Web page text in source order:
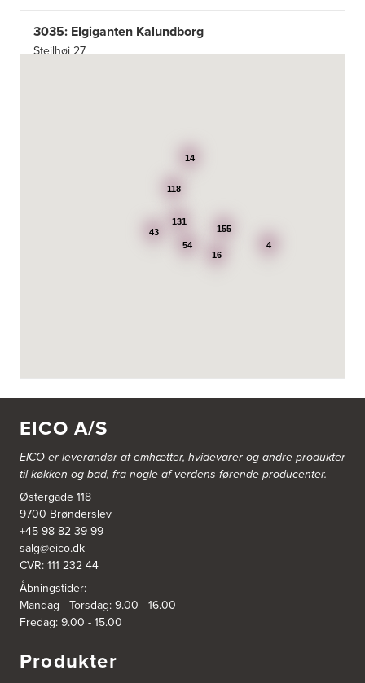
3035: Elgiganten Kalundborg
Stejlhøj 27
2635 Ishøj
https://www.power.dk/butik/power-ishoj/s-3830/
3831: Power Rødovre
Rødovre Centrum 90
2610 Rødovre
https://www.power.dk/butik/power-roedovre/s-3831/
3832: Power Slagelse
Japanvej 8
4200 Slagelse
Tel.:70338080
https://www.power.dk/butik/power-slagelse/s-3832/
3836: Power Frederikshavn
155
131
118
16
43
54
4
14
EICO A/S
EICO er leverandør af emhætter, hvidevarer ogandre produkter
til køkken og bad, fra nogle af verdens førende producenter.
Østergade 118
9700 Brønderslev
+45 98 82 39 99
salg@eico.dk
CVR: 111 232 44
Åbningstider:
Mandag - Torsdag: 9.00 - 16.00
Fredag: 9.00 - 15.00
Produkter